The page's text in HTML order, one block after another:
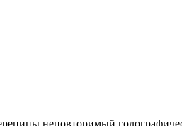
неповторимый